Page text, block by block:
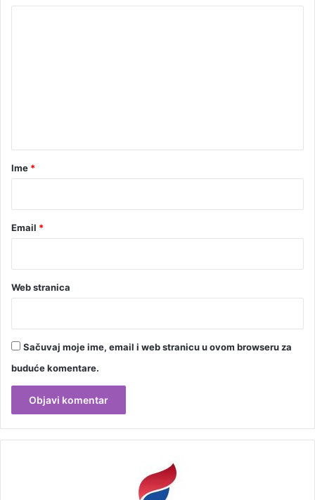
rIme *
Email *
Web stranica
Sačuvaj moje ime, email i web stranicu u ovom browseru za
buduće komentare.